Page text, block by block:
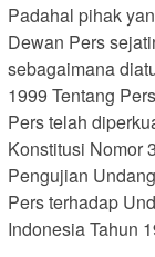
Padahal pihak
Dewan Pers
sebagaimana
1999 Tentang
Pers telah
Konstitusi Nomor
Pengujian
Pers terhadap
Indonesia Tahun